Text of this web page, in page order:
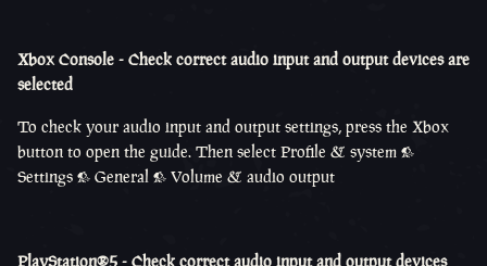
Xbox Console - Check correct audio input and output devices are
selected
To check your audio input and output settings, press the Xbox
button to open the guide. Then select Profile & system >
Settings > General > Volume & audio output
PlayStation®5 - Check correct audio input and output devices